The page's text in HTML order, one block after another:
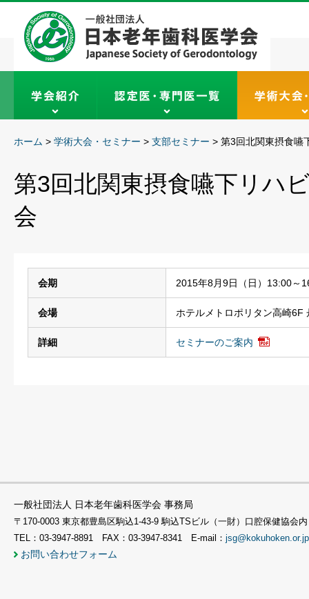
ホーム > 学術大会・セミナー > 支部セミナー > 第3回北関東摂食嚥
第3回北関東摂食嚥下リハ
会
会期 2015年8月9日（日）13:00～
会場 ホテルメトロポリタン高崎6F
詳細 セミナーのご案内
一般社団法人 日本老年歯科医学会 事務局
〒170-0003 東京都豊島区駒込1-43-9 駒込TSビル（一財）口腔保健協会内
TEL：03-3947-8891 FAX：03-3947-8341 E-mail： jsg@kokuhoken.or.jp
お問い合わせフォーム